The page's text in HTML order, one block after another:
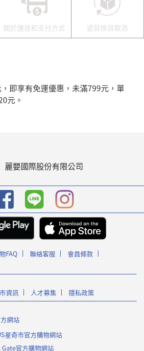
關於運送和支付方式 退貨換貨取消
即享有免運優惠，未滿799元，單
元。
麗嬰國際股份有限公司
FAQ 聯絡客服
會員條款
資訊 人才募集 隱私政策
網站
星奇市官方購物網站
官方購物網站